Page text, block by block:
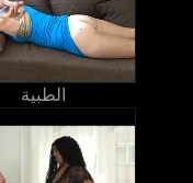
الطبية